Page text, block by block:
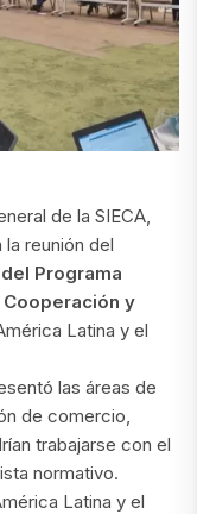
de la SIECA,
la reunión del
Programa
Cooperación y
Latina y el
las áreas de
de comercio,
trabajarse con el
normativo.
Latina y el